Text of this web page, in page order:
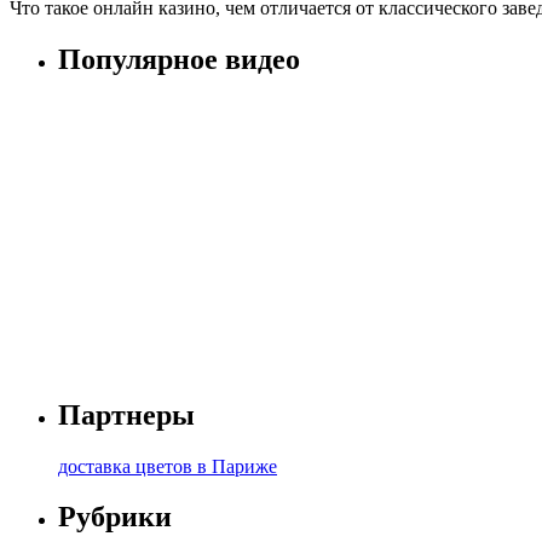
Что такое онлайн казино, чем отличается от классического
Популярное видео
Партнеры
доставка цветов в Париже
Рубрики